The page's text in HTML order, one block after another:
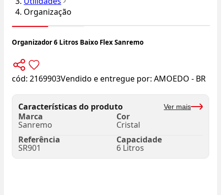
Organização
Organizador 6 Litros Baixo Flex Sanremo
cód: 2169903Vendido e entregue por: AMOEDO - BR
Características do produto Ver mais
Marca
Sanremo
Cor
Cristal
Referência
SR901
Capacidade
6 Litros